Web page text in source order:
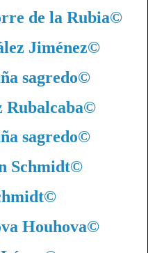
de la Rubia©
Jiménez©
sagredo©
Rubalcaba©
sagredo©
Schmidt©
©
Houhova©